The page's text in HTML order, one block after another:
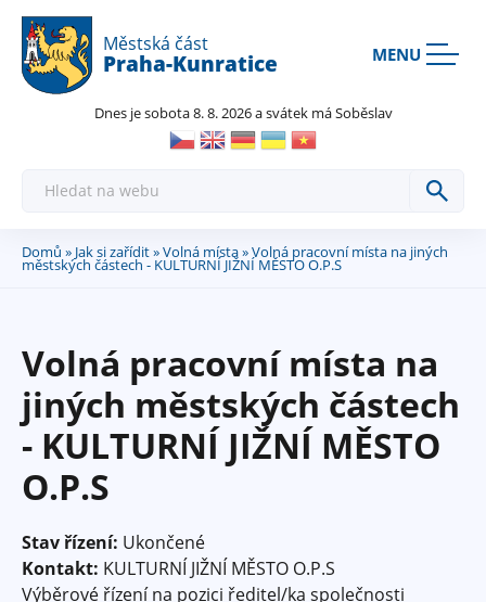
Městská část
Praha-Kunratice
Dnes je sobota 8. 8. 2026 a svátek má Soběslav
a
t
MENU
Jste
Domů » Jak si zařídit»Volná místa» Volná pracovní místa na jiných
městských částech - KULTURNÍ JIŽNÍ MĚSTO O.P.S
Volná pracovní místa na
jiných městských částech
- KULTURNÍ JIŽNÍ MĚSTO
O.P.S
Stav řízení: Ukončené
Kontakt: KULTURNÍ JIŽNÍ MĚSTO O.P.S
Výběrové řízení na pozici ředitel/ka společnosti